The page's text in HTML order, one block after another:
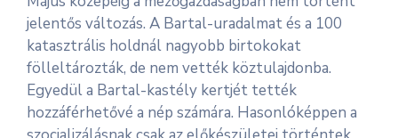
jelentős változás. A Bartal-uradalmat és a 100
katasztrális holdnál nagyobb birtokokat
fölleltározták, de nem vették köztulajdonba.
Egyedül a Bartal-kastély kertjét tették
hozzáférhetővé a nép számára. Hasonlóképpen a